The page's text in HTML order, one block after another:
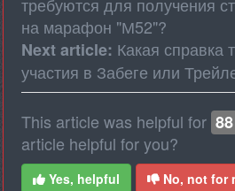
на марафон "М52"?
Next article: Какая справка
участия в Забеге или
This article was helpful for 88
article helpful for you?
Yes, helpful No, not for